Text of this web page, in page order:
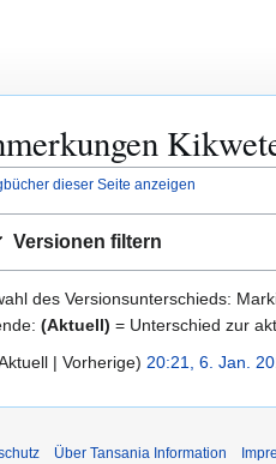
dieser Seite anzeigen
Versionen filtern
des Versionsunterschieds:
(Aktuell) = Unterschied zur
Vorherige 20:21, 6. Jan.
Über Tansania Information